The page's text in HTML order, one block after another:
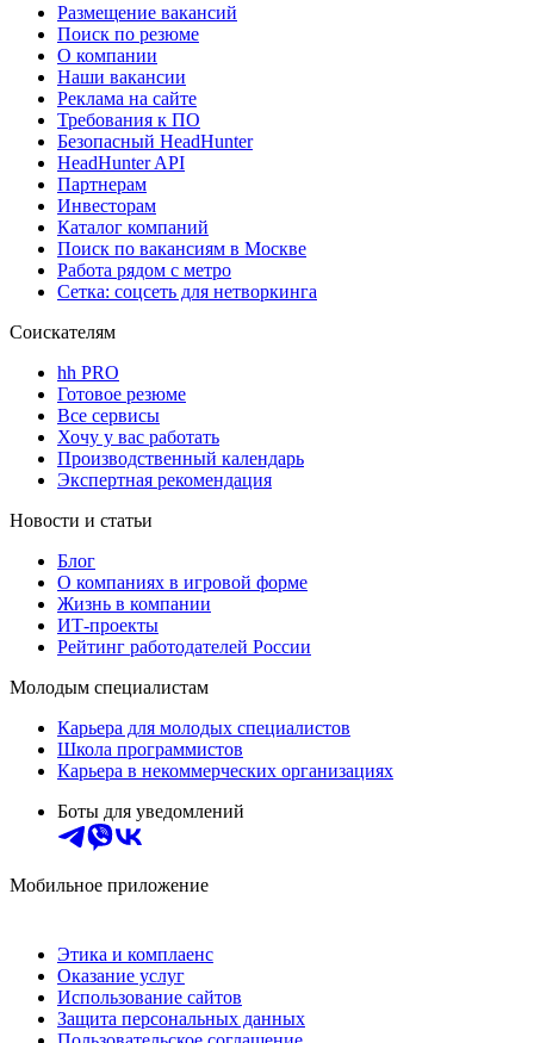
Размещение вакансий
Поиск по резюме
О компании
Наши вакансии
Реклама на сайте
Требования к ПО
Безопасный HeadHunter
HeadHunter API
Партнерам
Инвесторам
Каталог компаний
Поиск по вакансиям в Москве
Работа рядом с метро
Сетка: соцсеть для нетворкинга
Соискателям
hh PRO
Готовое резюме
Все сервисы
Хочу у вас работать
Производственный календарь
Экспертная рекомендация
Новости и статьи
Блог
О компаниях в игровой форме
Жизнь в компании
ИТ-проекты
Рейтинг работодателей России
Молодым специалистам
Карьера для молодых специалистов
Школа программистов
Карьера в некоммерческих организациях
Боты для уведомлений
Мобильное приложение
Этика и комплаенс
Оказание услуг
Использование сайтов
Защита персональных данных